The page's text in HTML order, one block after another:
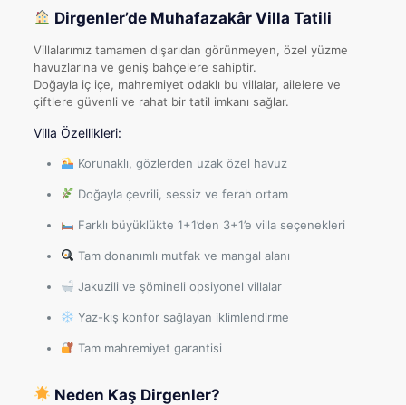
Dirgenler’de Muhafazakâr Villa Tatili
Villalarımız tamamen dışarıdan görünmeyen, özel yüzme
havuzlarına ve geniş bahçelere sahiptir.
Doğayla iç içe, mahremiyet odaklı bu villalar, ailelere ve
çiftlere güvenli ve rahat bir tatil imkanı sağlar.
Villa Özellikleri:
Korunaklı, gözlerden uzak özel havuz
Doğayla çevrili, sessiz ve ferah ortam
Farklı büyüklükte 1+1’den 3+1’e villa seçenekleri
Tam donanımlı mutfak ve mangal alanı
Jakuzili ve şömineli opsiyonel villalar
Yaz-kış konfor sağlayan iklimlendirme
Tam mahremiyet garantisi
Neden Kaş Dirgenler?